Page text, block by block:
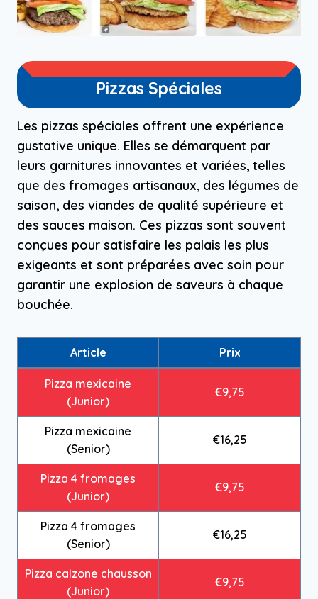
Pizzas Spéciales
Les pizzas spéciales offrent une expérience
gustative unique. Elles se démarquent par
leurs garnitures innovantes et variées, telles
que des fromages artisanaux, des légumes de
saison, des viandes de qualité supérieure et
des sauces maison. Ces pizzas sont souvent
conçues pour satisfaire les palais les plus
exigeants et sont préparées avec soin pour
garantir une explosion de saveurs à chaque
bouchée.
Article Prix
Pizza mexicaine
(Junior)
€9,75
Pizza mexicaine
(Senior)
€16,25
Pizza 4 fromages
(Junior)
€9,75
Pizza 4 fromages
(Senior)
€16,25
Pizza calzone chausson
(Junior)
€9,75